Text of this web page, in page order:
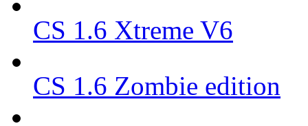
CS 1.6 Xtreme V6
CS 1.6 Zombie edition